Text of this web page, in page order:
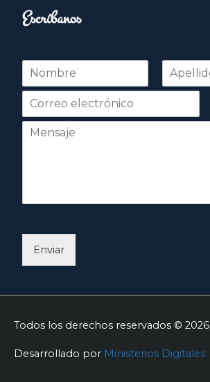
Escríbanos
N
m
r
Nombre Apellidos
Enviar
Todos los derechos reservados © 2026
Desarrollado por Ministerios Digitales